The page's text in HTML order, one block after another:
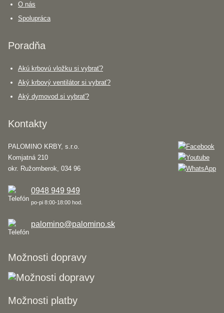
O nás
Spolupráca
Poradňa
Akú krbovú vložku si vybrať?
Aký krbový ventilátor si vybrať?
Aký dymovod si vybrať?
Kontakty
PALOMINO KRBY, s.r.o.
Komjatná 210
okr. Ružomberok, 034 96
0948 949 949
po-pi 8:00-18:00 hod.
palomino@palomino.sk
Možnosti dopravy
Možnosti platby